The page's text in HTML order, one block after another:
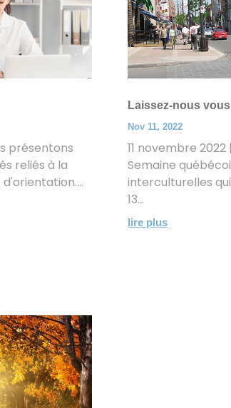
présentons
reliés à la
Laissez-nous
Nov 11, 2022
11 novembre
Semaine
interculturelles
13...
lire plus